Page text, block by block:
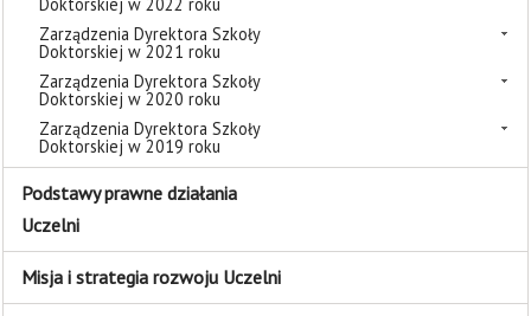
Zarządzenia Dyrektora Szkoły
Doktorskiej w 2021 roku
Zarządzenia Dyrektora Szkoły
Doktorskiej w 2020 roku
Zarządzenia Dyrektora Szkoły
Doktorskiej w 2019 roku
Podstawy prawne działania
Uczelni
Misja i strategia rozwoju Uczelni